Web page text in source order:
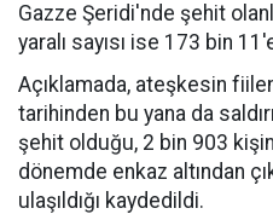
Gazze Şeridi'nde şehit
yaralı sayısı ise 173 bin
Açıklamada, ateşkesin
tarihinden bu yana da
şehit olduğu, 2 bin 903
dönemde enkaz altından
ulaşıldığı kaydedildi.